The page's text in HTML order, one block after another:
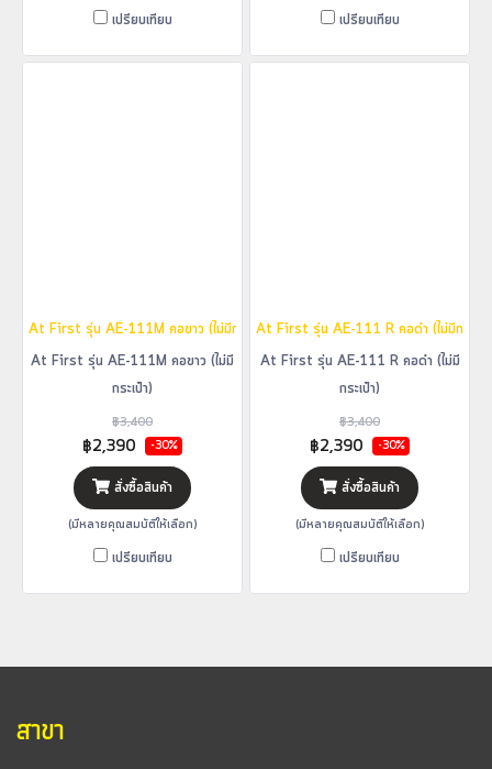
เปรียบเทียบ เปรียบเทียบ
At First รุ่น AE-111M คอขาว (ไม่มีกระเป๋า)
At First รุ่น AE-111M คอขาว (ไม่มี
กระเป๋า)
฿3,400
฿2,390 -30%
สั่งซื้อสินค้า
(มีหลายคุณสมบัติให้เลือก)
เปรียบเทียบ
At First รุ่น AE-111 R คอดำ (ไม่มีกระเป๋
At First รุ่น AE-111 R คอดำ (ไม่มี
กระเป๋า)
฿3,400
฿2,390 -30%
สั่งซื้อสินค้า
(มีหลายคุณสมบัติให้เลือก)
เปรียบเทียบ
สาขา